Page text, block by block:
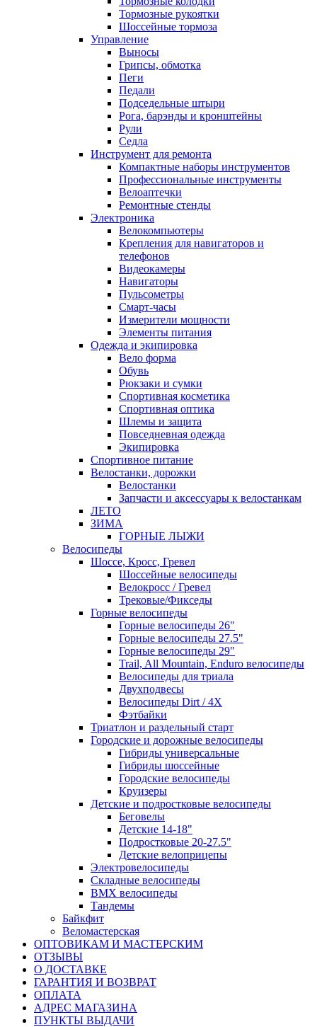
Тормозные рукоятки
Шоссейные тормоза
Управление
Выносы
Грипсы, обмотка
Пеги
Педали
Подседельные штыри
Рога, барэнды и кронштейны
Рули
Седла
Инструмент для ремонта
Компактные наборы инструментов
Профессиональные инструменты
Велоаптечки
Ремонтные стенды
Электроника
Велокомпьютеры
Крепления для навигаторов и
телефонов
Видеокамеры
Навигаторы
Пульсометры
Смарт-часы
Измерители мощности
Элементы питания
Одежда и экипировка
Вело форма
Обувь
Рюкзаки и сумки
Спортивная косметика
Спортивная оптика
Шлемы и защита
Повседневная одежда
Экипировка
Спортивное питание
Велостанки, дорожки
Велостанки
Запчасти и аксессуары к велостанкам
ЛЕТО
ЗИМА
ГОРНЫЕ ЛЫЖИ
Велосипеды
Шоссе, Кросс, Гревел
Шоссейные велосипеды
Велокросс / Гревел
Трековые/Фикседы
Горные велосипеды
Горные велосипеды 26"
Горные велосипеды 27.5"
Горные велосипеды 29"
Trail, All Mountain, Enduro велосипеды
Велосипеды для триала
Двухподвесы
Велосипеды Dirt / 4X
Фэтбайки
Триатлон и раздельный старт
Городские и дорожные велосипеды
Гибриды универсальные
Гибриды шоссейные
Городские велосипеды
Круизеры
Детские и подростковые велосипеды
Беговелы
Детские 14-18"
Подростковые 20-27.5"
Детские велоприцепы
Электровелосипеды
Складные велосипеды
BMX велосипеды
Тандемы
Байкфит
Веломастерская
ОПТОВИКАМ И МАСТЕРСКИМ
ОТЗЫВЫ
О ДОСТАВКЕ
ГАРАНТИЯ И ВОЗВРАТ
ОПЛАТА
АДРЕС МАГАЗИНА
ПУНКТЫ ВЫДАЧИ